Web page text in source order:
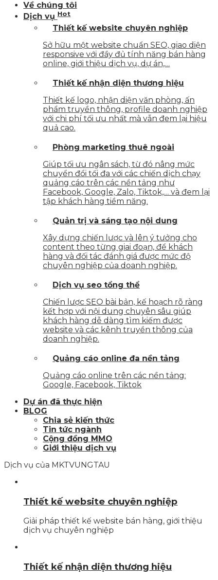
Về chúng tôi
Dịch vụ Hot
Thiết kế website chuyên nghiệp
Sở hữu một website chuẩn SEO, giao diện
responsive với đầy đủ tính năng bán hàng
online, giới thiệu dịch vụ, dự án,…
Thiết kế nhận diện thương hiệu
Thiết kế logo, nhận diện văn phòng, ấn
phẩm truyền thông, profile doanh nghiệp
với chi phí tối ưu nhất mà vẫn đem lại hiệu
quả cao.
Phòng marketing thuê ngoài
Giúp tối ưu ngân sách, từ đó nâng mức
chuyển đổi tối đa với các chiến dịch chạy
quảng cáo trên các nền tảng như
Facebook, Google, Zalo, Tiktok,… và đem lại
tập khách hàng tiềm năng.
Quản trị và sáng tạo nội dung
Xây dựng chiến lược và lên ý tưởng cho
content theo từng giai đoạn, để khách
hàng và đối tác đánh giá được mức độ
chuyên nghiệp của doanh nghiệp.
Dịch vụ seo tổng thể
Chiến lược SEO bài bản, kế hoạch rõ ràng
kết hợp với nội dung chuyên sâu giúp
khách hàng dễ dàng tìm kiếm được
website và các kênh truyền thông của
doanh nghiệp.
Quảng cáo online đa nền tảng
Quảng cáo online trên các nền tảng:
Google, Facebook, Tiktok
Dự án đã thực hiện
BLOG
Chia sẻ kiến thức
Tin tức ngành
Cộng đồng MMO
Giới thiệu dịch vụ
Dịch vụ của MKTVUNGTAU
Thiết kế website chuyên nghiệp
Giải pháp thiết kế website bán hàng, giới thiệu
dịch vụ chuyên nghiệp
Thiết kế nhận diện thương hiệu